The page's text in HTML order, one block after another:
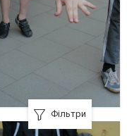
Фільтри